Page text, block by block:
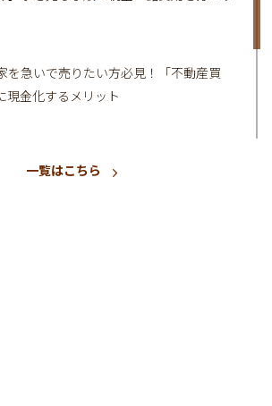
を急いで売りたい方必見！「不動産買
現金化するメリット
一覧はこちら